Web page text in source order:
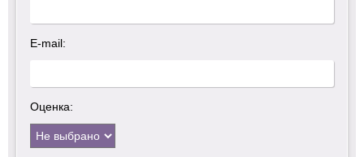
E-mail:
Оценка: